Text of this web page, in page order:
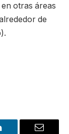
otras áreas
de